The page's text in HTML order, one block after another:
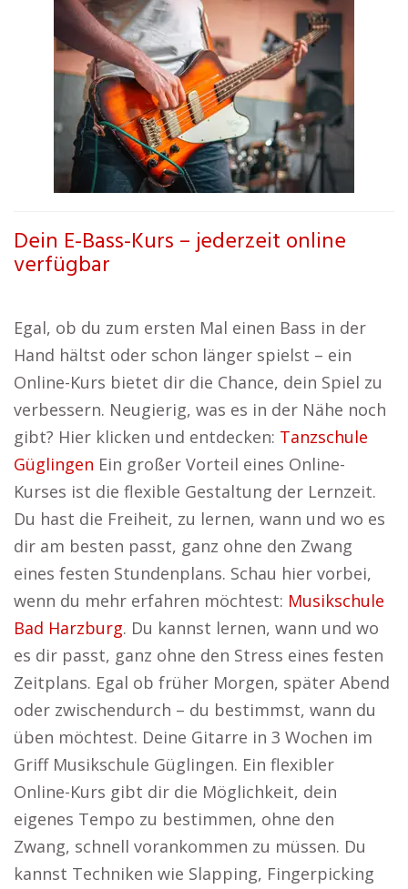
Dein E-Bass-Kurs – jederzeit online
verfügbar
Egal, ob du zum ersten Mal einen Bass in der
Hand hältst oder schon länger spielst – ein
Online-Kurs bietet dir die Chance, dein Spiel zu
verbessern. Neugierig, was es in der Nähe noch
gibt? Hier klicken und entdecken: Tanzschule
Güglingen Ein großer Vorteil eines Online-
Kurses ist die flexible Gestaltung der Lernzeit.
Du hast die Freiheit, zu lernen, wann und wo es
dir am besten passt, ganz ohne den Zwang
eines festen Stundenplans. Schau hier vorbei,
wenn du mehr erfahren möchtest: Musikschule
Bad Harzburg. Du kannst lernen, wann und wo
es dir passt, ganz ohne den Stress eines festen
Zeitplans. Egal ob früher Morgen, später Abend
oder zwischendurch – du bestimmst, wann du
üben möchtest. Deine Gitarre in 3 Wochen im
Griff Musikschule Güglingen. Ein flexibler
Online-Kurs gibt dir die Möglichkeit, dein
eigenes Tempo zu bestimmen, ohne den
Zwang, schnell vorankommen zu müssen. Du
kannst Techniken wie Slapping, Fingerpicking